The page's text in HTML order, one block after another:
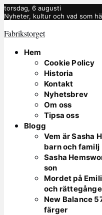
torsdag, 6 augusti
Nyheter, kultur och vad som
Fabrikstorget
Hem
Cookie Policy
Historia
Kontakt
Nyhetsbrev
Om oss
Tipsa oss
Blogg
Vem är Sasha
barn och familj
Sasha
son
Mordet på
och
New Balance
färger